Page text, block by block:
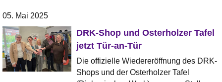
05. Mai 2025
DRK-Shop und Osterholzer Tafel
jetzt Tür-an-Tür
Die offizielle Wiedereröffnung des DRK-
Shops und der Osterholzer Tafel